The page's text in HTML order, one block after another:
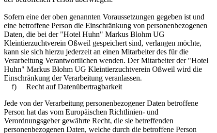
Sofern eine der oben genannten Voraussetzungen gegeben ist und
eine betroffene Person die Einschränkung von personenbezogenen
Daten, die bei der "Hotel Huhn" Markus Blohm UG
Kleintierzuchtverein Oßweil gespeichert sind, verlangen möchte,
kann sie sich hierzu jederzeit an einen Mitarbeiter des für die
Verarbeitung Verantwortlichen wenden. Der Mitarbeiter der "Hotel
Huhn" Markus Blohm UG Kleintierzuchtverein Oßweil wird die
Einschränkung der Verarbeitung veranlassen.
f) Recht auf Datenübertragbarkeit
Jede von der Verarbeitung personenbezogener Daten betroffene
Person hat das vom Europäischen Richtlinien- und
Verordnungsgeber gewährte Recht, die sie betreffenden
personenbezogenen Daten, welche durch die betroffene Person